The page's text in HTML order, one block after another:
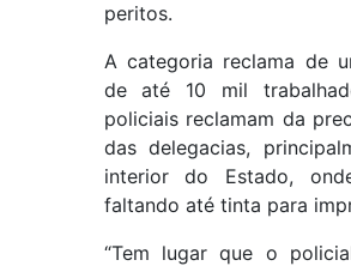
peritos.
A categoria reclama de
de até 10 mil
policiais reclamam da
das delegacias,
interior do Estado,
faltando até tinta para
“Tem lugar que o